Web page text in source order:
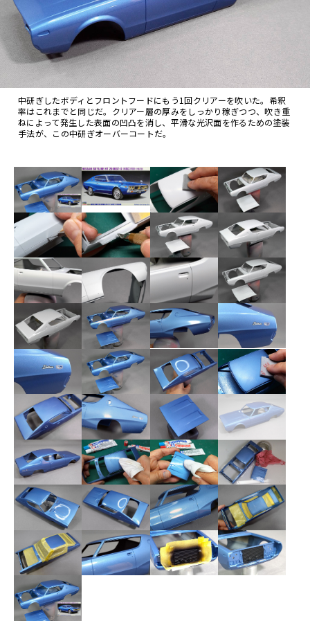
中研ぎしたボディとフロントフードにもう1回クリアーを吹いた。希釈
率はこれまでと同じだ。クリアー層の厚みをしっかり稼ぎつつ、吹き重
ねによって発生した表面の凹凸を消し、平滑な光沢面を作るための塗装
手法が、この中研ぎオーバーコートだ。